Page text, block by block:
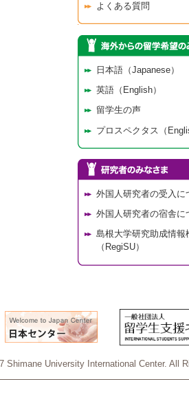
よくある質問
日本語（Japanese）
英語（English）
留学生の声
プロスペクタス（
外国人研究者の受入に
外国人研究者の宿舎に
島根大学研究助成情報
（RegiSU）
Shimane University International Center. All